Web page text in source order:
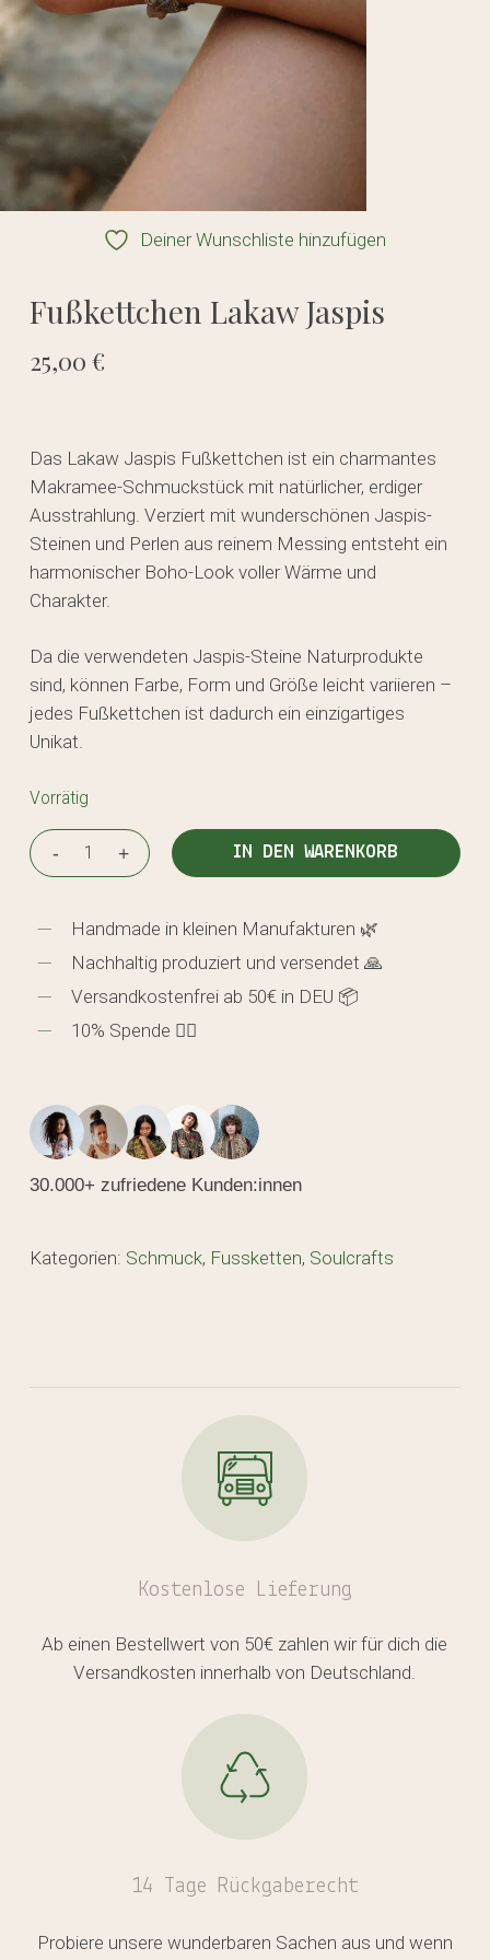
Deiner Wunschliste hinzufügen
Fußkettchen Lakaw Jaspis
25,00 €
Das Lakaw Jaspis Fußkettchen ist ein charmantes
Makramee-Schmuckstück mit natürlicher, erdiger
Ausstrahlung. Verziert mit wunderschönen Jaspis-
Steinen und Perlen aus reinem Messing entsteht ein
harmonischer Boho-Look voller Wärme und
Charakter.
Da die verwendeten Jaspis-Steine Naturprodukte
sind, können Farbe, Form und Größe leicht variieren –
jedes Fußkettchen ist dadurch ein einzigartiges
Unikat.
Vorrätig
IN DEN WARENKORB
Handmade in kleinen Manufakturen 🌿
Nachhaltig produziert und versendet 🙏
Versandkostenfrei ab 50€ in DEU 📦
10% Spende 🖐🏼
30.000+ zufriedene Kunden:innen
Kategorien: Schmuck, Fussketten, Soulcrafts
Kostenlose Lieferung
Ab einen Bestellwert von 50€ zahlen wir für dich die
Versandkosten innerhalb von Deutschland.
14 Tage Rückgaberecht
Probiere unsere wunderbaren Sachen aus und wenn